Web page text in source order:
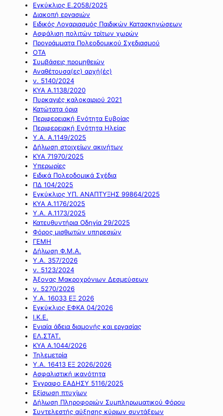
Εγκύκλιος Ε.2058/2025
Διακοπή εργασιών
Ειδικός Λογαριασμός Παιδικών Κατασκηνώσεων
Ασφάλιση πολιτών τρίτων χωρών
Προγράμματα Πολεοδομικού Σχεδιασμού
ΟΤΑ
Συμβάσεις προμηθειών
Αναθέτουσα(ες) αρχή(ές)
ν. 5140/2024
ΚΥΑ Α.1138/2020
Πυρκαγιές καλοκαιριού 2021
Κατώτατα όρια
Περιφερειακή Ενότητα Ευβοίας
Περιφερειακή Ενότητα Ηλείας
Υ.Α. Α.1149/2025
Δήλωση στοιχείων ακινήτων
ΚΥΑ 71970/2025
Υπερωρίες
Ειδικά Πολεοδομικά Σχέδια
ΠΔ 104/2025
Εγκύκλιος ΥΠ. ΑΝΑΠΤΥΞΗΣ 99864/2025
ΚΥΑ Α.1176/2025
Υ.Α. Α.1173/2025
Κατευθυντήρια Οδηγία 29/2025
Φόρος μισθωτών υπηρεσιών
ΓΕΜΗ
Δήλωση Φ.Μ.Α.
Υ.Α. 357/2026
ν. 5123/2024
Άξονας Μακροχρόνιων Δεσμεύσεων
ν. 5270/2026
Υ.Α. 16033 ΕΞ 2026
Εγκύκλιος ΕΦΚΑ 04/2026
Ι.Κ.Ε.
Ενιαία άδεια διαμονής και εργασίας
ΕΛ.ΣΤΑΤ.
ΚΥΑ Α.1044/2026
Τηλεμετρία
Υ.Α. 16413 ΕΞ 2026/2026
Ασφαλιστική ικανότητα
Έγγραφο ΕΑΔΗΣΥ 5116/2025
Εξίσωση πτυχίων
Δήλωση Πληροφοριών Συμπληρωματικού Φόρου
Συντελεστής αύξησης κύριων συντάξεων